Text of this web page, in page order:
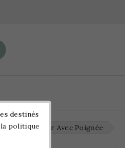
Acier Avec Poignée
destinés
politique